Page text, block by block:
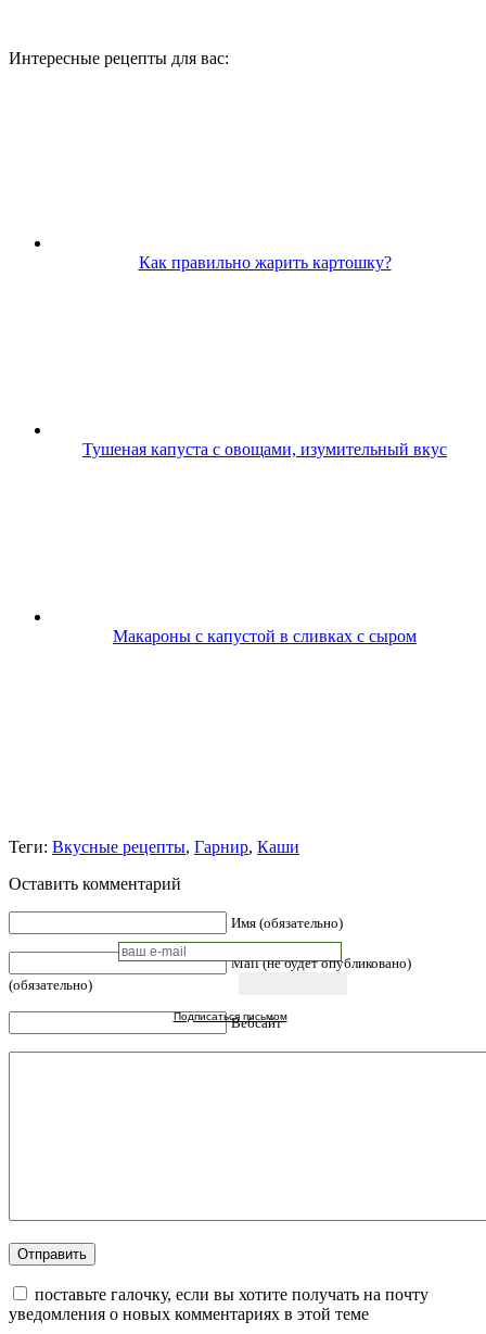
Интересные рецепты для вас:
Как правильно жарить картошку?
Тушеная капуста с овощами, изумительный вкус
Макароны с капустой в сливках с сыром
Подписаться письмом
Теги: Вкусные рецепты, Гарнир, Каши
Оставить комментарий
Имя (обязательно)
Mail (не будет опубликовано)
(обязательно)
Вебсайт
поставьте галочку, если вы хотите получать на почту
уведомления о новых комментариях в этой теме